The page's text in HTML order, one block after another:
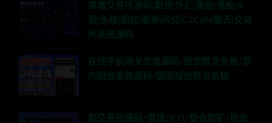
高端交易所源码|期货|外汇|美股|港股|A
股|永续|期权|跟单|闪兑|C2C|IM聊天|交易
所系统源码
在线手机网关发信源码/短信群发系统/双
向短信系统源码/国际短信群发系统
新交易所源码/借贷/IEO/锁仓挖矿/投资